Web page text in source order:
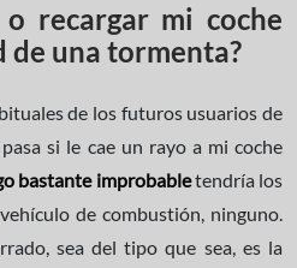
recargar mi coche
una tormenta?
de los futuros usuarios de
si le cae un rayo a mi coche
bastante improbabletendría los
de combustión, ninguno.
sea del tipo que sea, es la